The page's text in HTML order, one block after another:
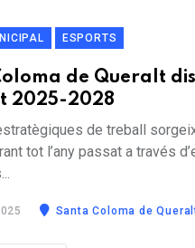
ESPORTS
de Queralt
2025-2028
de treball
tot l’any passat a través
Santa Coloma de